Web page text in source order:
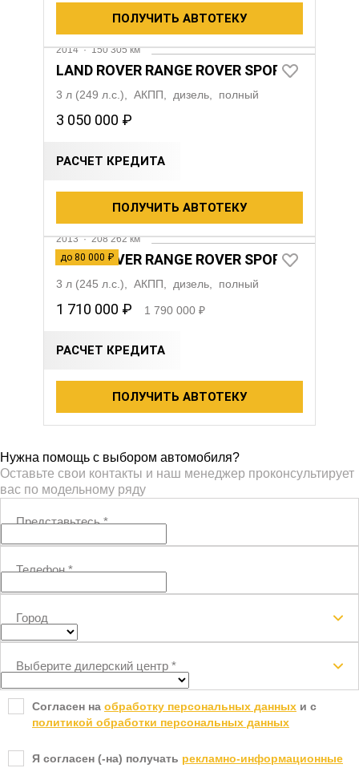
ПОЛУЧИТЬ АВТОТЕКУ
2014·150 305 км
LAND ROVER RANGE ROVER SPORT
3 л (249 л.с.), АКПП, дизель, полный
3 050 000 ₽
РАСЧЕТ КРЕДИТА
ПОЛУЧИТЬ АВТОТЕКУ
до 80 000 ₽
2013·208 262 км
LAND ROVER RANGE ROVER SPORT
3 л (245 л.с.), АКПП, дизель, полный
1 710 000 ₽ 1 790 000 ₽
РАСЧЕТ КРЕДИТА
ПОЛУЧИТЬ АВТОТЕКУ
Нужна помощь с выбором автомобиля?
Оставьте свои контакты и наш менеджер проконсультирует
вас по модельному ряду
Представьтесь*
Телефон*
Город
Выберите дилерский центр *
Согласен на обработку персональных данных и c
политикой обработки персональных данных
Я согласен (-на) получать рекламно-информационные